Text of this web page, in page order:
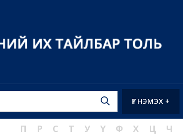
ҮГ НЭМЭХ +
П Р С Т У Ү Ф Х Ц Ч